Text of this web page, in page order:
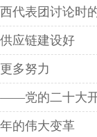
代表团讨论时
应链建设好
多努力
——党的二十大
的伟大变革